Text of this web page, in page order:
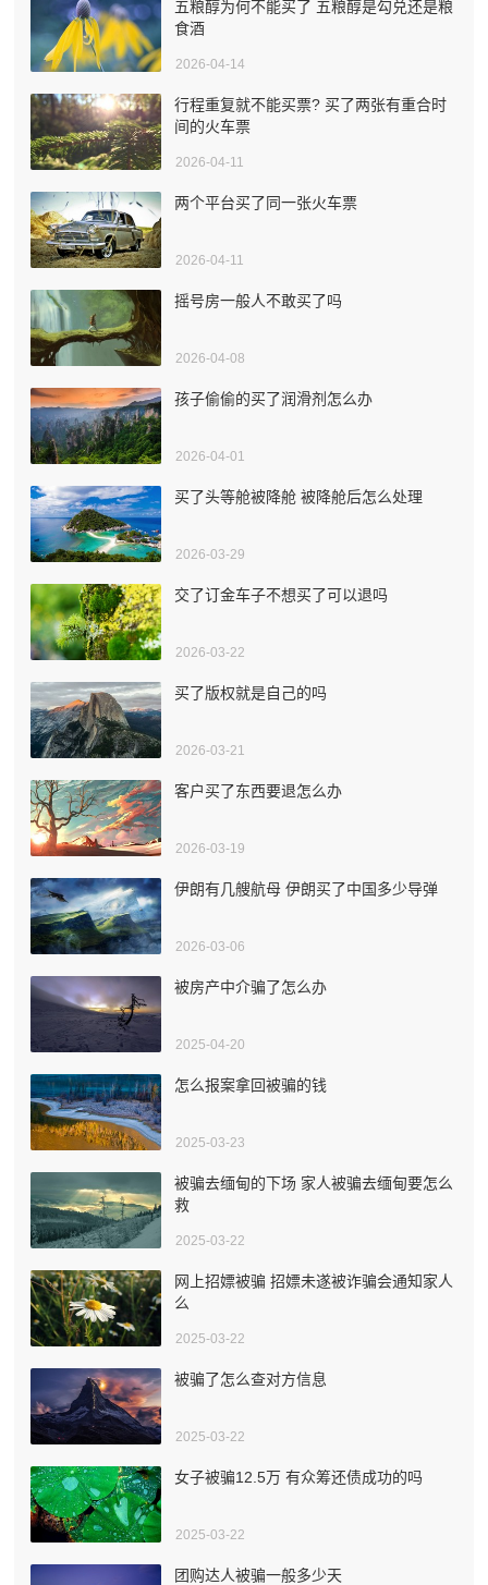
五粮醇为何不能买了 五粮醇是勾兑还是粮
食酒
2026-04-14
行程重复就不能买票? 买了两张有重合时
间的火车票
2026-04-11
两个平台买了同一张火车票
2026-04-11
摇号房一般人不敢买了吗
2026-04-08
孩子偷偷的买了润滑剂怎么办
2026-04-01
买了头等舱被降舱 被降舱后怎么处理
2026-03-29
交了订金车子不想买了可以退吗
2026-03-22
买了版权就是自己的吗
2026-03-21
客户买了东西要退怎么办
2026-03-19
伊朗有几艘航母 伊朗买了中国多少导弹
2026-03-06
被房产中介骗了怎么办
2025-04-20
怎么报案拿回被骗的钱
2025-03-23
被骗去缅甸的下场 家人被骗去缅甸要怎么
救
2025-03-22
网上招嫖被骗 招嫖未遂被诈骗会通知家人
么
2025-03-22
被骗了怎么查对方信息
2025-03-22
女子被骗12.5万 有众筹还债成功的吗
2025-03-22
团购达人被骗一般多少天